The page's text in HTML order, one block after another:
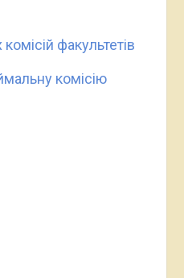
факультетів
комісію